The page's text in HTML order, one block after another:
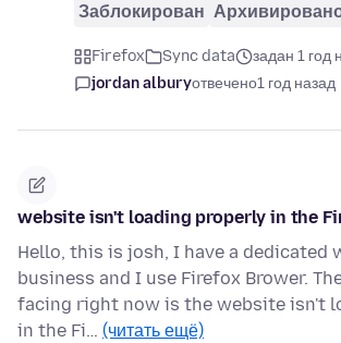
Заблокирован
Firefox Sync data
задан 1 год
jordan alburyотвечено1 год назад
website isn't loading properly in the
Hello, this is josh, I have a dedicated
business and I use Firefox Brower.
facing right now is the website isn't
in the Fi… (читать ещё)